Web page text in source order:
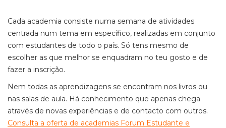
Cada academia consiste numa semana de atividades
centrada num tema em específico, realizadas em conjunto
com estudantes de todo o país. Só tens mesmo de
escolher as que melhor se enquadram no teu gosto e de
fazer a inscrição.
Nem todas as aprendizagens se encontram nos livros ou
nas salas de aula. Há conhecimento que apenas chega
através de novas experiências e de contacto com outros.
Consulta a oferta de academias Forum Estudante e